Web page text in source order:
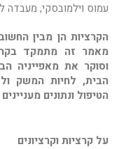
עמוס וילמובסקי, מעבדה
הקרציות הן מבין
מאמר זה מתמקד
וסוקר את מאפייניה
הבית, לחיות המשק
הטיפול ונתונים
על קרציות וקרציונים